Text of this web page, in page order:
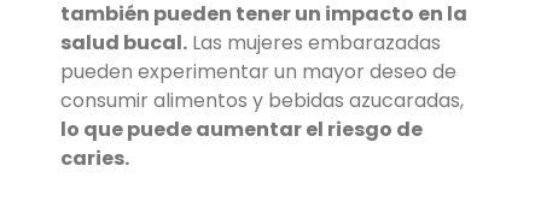
también pueden tener un impacto en la
salud bucal. Las mujeres embarazadas
pueden experimentar un mayor deseo de
consumir alimentos y bebidas azucaradas,
lo que puede aumentar el riesgo de
caries.